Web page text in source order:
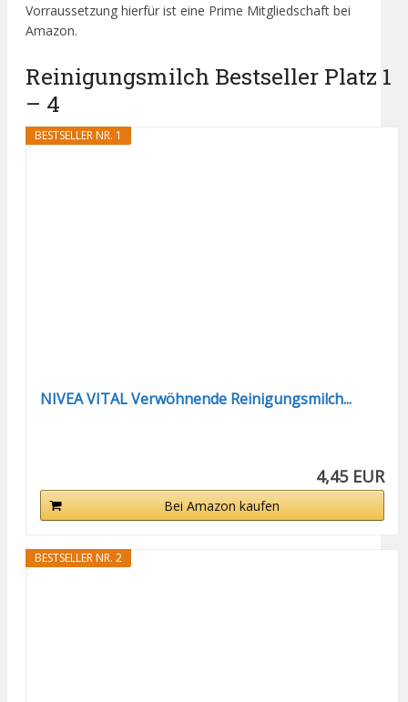
Vorraussetzung hierfür ist eine Prime Mitgliedschaft bei
Amazon.
Reinigungsmilch Bestseller Platz 1
– 4
BESTSELLER NR. 1
NIVEA VITAL Verwöhnende Reinigungsmilch...
4,45 EUR
Bei Amazon kaufen
BESTSELLER NR. 2